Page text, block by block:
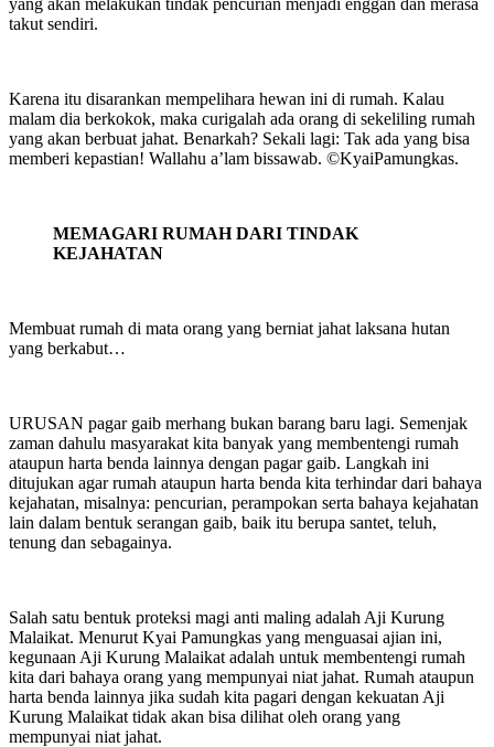
takut sendiri.
Karena itu disarankan mempelihara hewan ini di rumah. Kalau
malam dia berkokok, maka curigalah ada orang di sekeliling rumah
yang akan berbuat jahat. Benarkah? Sekali lagi: Tak ada yang bisa
memberi kepastian! Wallahu a’lam bissawab. ©️KyaiPamungkas.
MEMAGARI RUMAH DARI TINDAK
KEJAHATAN
Membuat rumah di mata orang yang berniat jahat laksana hutan
yang berkabut…
URUSAN pagar gaib merhang bukan barang baru lagi. Semenjak
zaman dahulu masyarakat kita banyak yang membentengi rumah
ataupun harta benda lainnya dengan pagar gaib. Langkah ini
ditujukan agar rumah ataupun harta benda kita terhindar dari bahaya
kejahatan, misalnya: pencurian, perampokan serta bahaya kejahatan
lain dalam bentuk serangan gaib, baik itu berupa santet, teluh,
tenung dan sebagainya.
Salah satu bentuk proteksi magi anti maling adalah Aji Kurung
Malaikat. Menurut Kyai Pamungkas yang menguasai ajian ini,
kegunaan Aji Kurung Malaikat adalah untuk membentengi rumah
kita dari bahaya orang yang mempunyai niat jahat. Rumah ataupun
harta benda lainnya jika sudah kita pagari dengan kekuatan Aji
Kurung Malaikat tidak akan bisa dilihat oleh orang yang
mempunyai niat jahat.